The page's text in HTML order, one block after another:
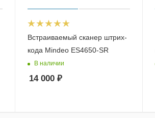
Встраиваемый сканер штрих-
кода Mindeo ES4650-SR
В наличии
14 000₽